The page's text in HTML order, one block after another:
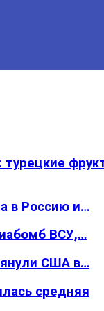
турецкие
в Россию и…
ВСУ,…
США в…
средняя